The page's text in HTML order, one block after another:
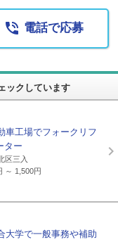
 電話で応募
ックしています
車工場でフォークリフ
ター
区三入
～ 1,500円
大学で一般事務や補助